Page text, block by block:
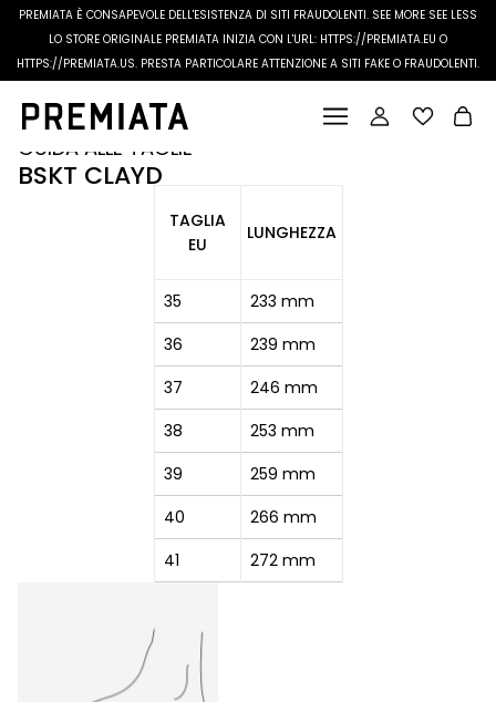
PREMIATA È CONSAPEVOLE DELL'ESISTENZA DI SITI FRAUDOLENTI. SEE MORE SEE LESS
LO STORE ORIGINALE PREMIATA INIZIA CON L'URL: HTTPS://PREMIATA.EU O
HTTPS://PREMIATA.US. PRESTA PARTICOLARE ATTENZIONE A SITI FAKE O FRAUDOLENTI.
GUIDA ALLE TAGLIE
BSKT CLAYD
TAGLIA
EU
LUNGHEZZA
35
233 mm
36
239 mm
37
246 mm
38
253 mm
39
259 mm
40
266 mm
41
272 mm